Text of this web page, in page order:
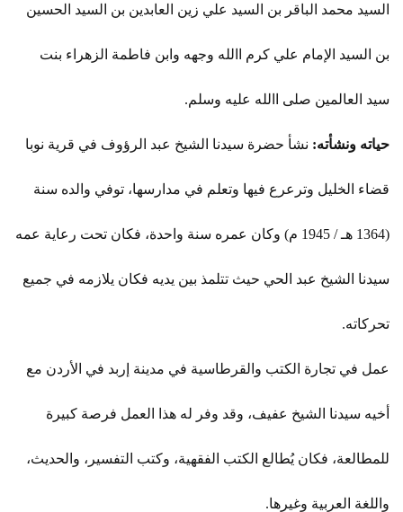
السيد محمد الباقر بن السيد علي زين العابدين بن السيد الحسين
بن السيد الإمام علي كرم االله وجهه وابن فاطمة الزهراء بنت
سيد العالمين صلى االله عليه وسلم.
حياته ونشأته: نشأ حضرة سيدنا الشيخ عبد الرؤوف في قرية نوبا
قضاء الخليل وترعرع فيها وتعلم في مدارسها، توفي والده سنة
(1364 هـ / 1945 م) وكان عمره سنة واحدة، فكان تحت رعاية عمه
سيدنا الشيخ عبد الحي حيث تتلمذ بين يديه فكان يلازمه في جميع
تحركاته.
عمل في تجارة الكتب والقرطاسية في مدينة إربد في الأردن مع
أخيه سيدنا الشيخ عفيف، وقد وفر له هذا العمل فرصة كبيرة
للمطالعة، فكان يُطالع الكتب الفقهية، وكتب التفسير، والحديث،
واللغة العربية وغيرها.